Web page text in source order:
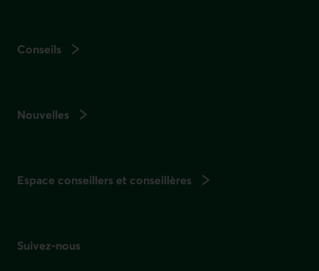
Conseils
Nouvelles
Espace conseillers et conseillères
Suivez-nous